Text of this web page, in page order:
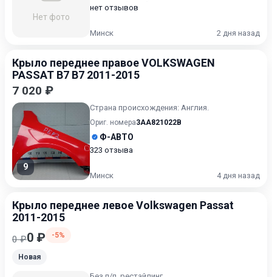
Нет фото
нет отзывов
Минск 2 дня назад
Крыло переднее правое VOLKSWAGEN
PASSAT B7 B7 2011-2015
7 020 ₽
9
Страна происхождения: Англия.
Ориг. номера3AA821022B
Ф-АВТО
323 отзыва
Минск 4 дня назад
Крыло переднее левое Volkswagen Passat
2011-2015
0 ₽0 ₽ -5%
Новая